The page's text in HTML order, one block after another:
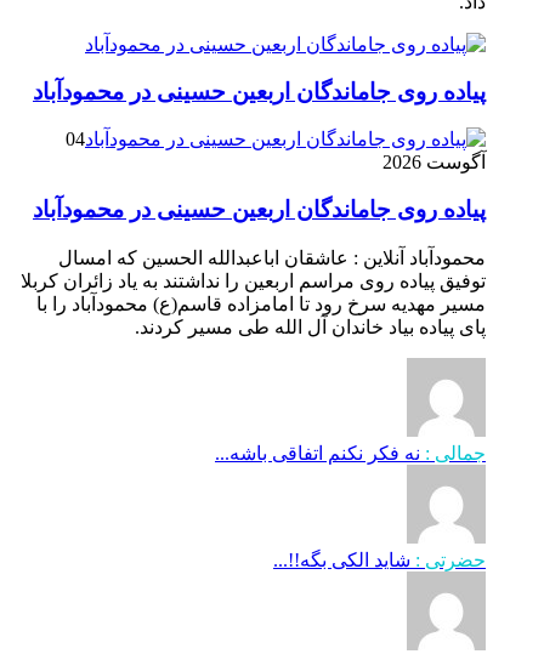
پیاده روی جاماندگان اربعین حسینی در محمودآباد
04
آگوست 2026
پیاده روی جاماندگان اربعین حسینی در محمودآباد
محمودآباد آنلاین : عاشقان اباعبدالله الحسین که امسال
توفیق پیاده روی مراسم اربعین را نداشتند به یاد زائران کربلا
مسیر مهدیه سرخ رود تا امامزاده قاسم(ع) محمودآباد را با
پای پیاده بیاد خاندان آل الله طی مسیر کردند.
جمالی : نه فکر نکنم اتفاقی باشه...
حضرتی : شاید الکی بگه!!...